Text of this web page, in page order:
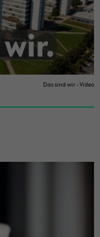
Das sind wir - Video